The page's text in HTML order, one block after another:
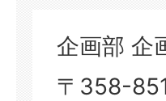
企画部 企
〒358-